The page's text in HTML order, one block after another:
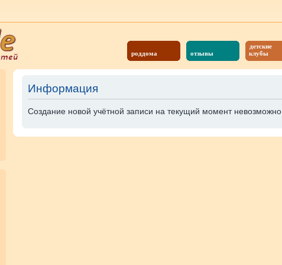
роддома отзывы
детские
клубы
Информация
Создание новой учётной записи на текущий момент невозможно.